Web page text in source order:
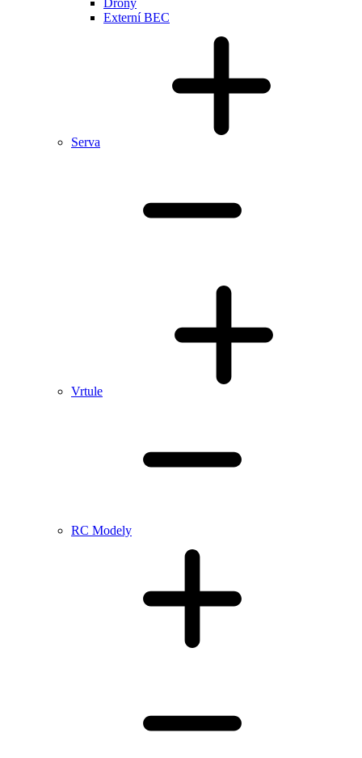
Drony
Externí BEC
Serva
Vrtule
RC Modely